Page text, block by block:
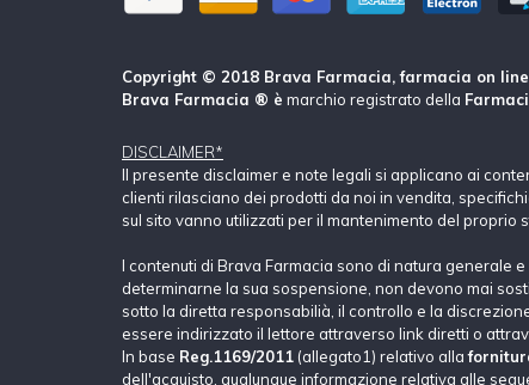
Copyright © 2018 Brava Farmacia, farmacia on
Brava Farmacia ® è marchio registrato della
DISCLAIMER*
Il presente disclaimer e note legali si applicano ai
clienti rilasciano dei prodotti da noi in vendita,
sul sito vanno utilizzati per il mantenimento del
I contenuti di Brava Farmacia sono di natura generale
determinarne la sua sospensione, non devono mai
sotto la diretta responsabilià, il controllo e la
essere indirizzato il lettore attraverso link diretti o
In base Reg.1169/2011 (allegato1) relativo alla
dell'acquisto, qualunque informazione relativa alle